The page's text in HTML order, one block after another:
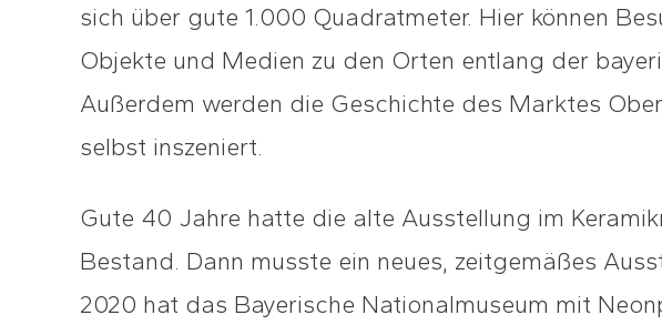
sich über gute 1.000 Quadratmeter. Hier können
Objekte und Medien zu den Orten entlang der
Außerdem werden die Geschichte des Marktes
selbst inszeniert.
Gute 40 Jahre hatte die alte Ausstellung im
Bestand. Dann musste ein neues, zeitgemäßes
2020 hat das Bayerische Nationalmuseum mit